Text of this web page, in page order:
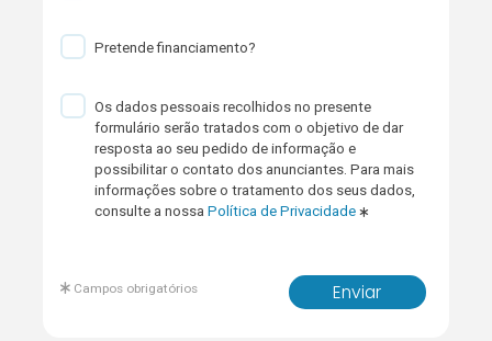
Pretende financiamento?
Os dados pessoais recolhidos no presente
formulário serão tratados com o objetivo de dar
resposta ao seu pedido de informação e
possibilitar o contato dos anunciantes. Para mais
informações sobre o tratamento dos seus dados,
consulte a nossaPolítica de Privacidade
Enviar
Campos obrigatórios